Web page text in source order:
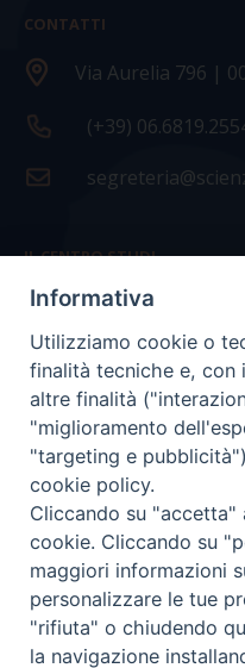
CONTATTI
Via Aurelia 796 |
(+39)
IL CENTRO STUDI
La nostra storia
Statuto
Presidenza e ufficio
Consiglio scientifico
Coordinamento nazionale
COPYRIGHT Scienza &
Informativa
Utilizziamo cookie o
finalità tecniche e, con
altre finalità
"miglioramento
"targeting e
cookie policy.
Cliccando su
cookie. Cliccando su
maggiori informazioni
personalizzare le tue
"rifiuta" o chiudendo
la navigazione